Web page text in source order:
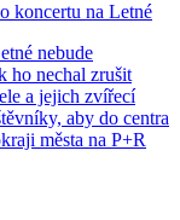
koncertu na Letné
nebude
ho nechal zrušit
a jejich zvířecí
aby do centra
města na P+R